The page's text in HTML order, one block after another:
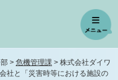
> 危機管理課 > 株式会社ダイワ
社と「災害時等における施設の